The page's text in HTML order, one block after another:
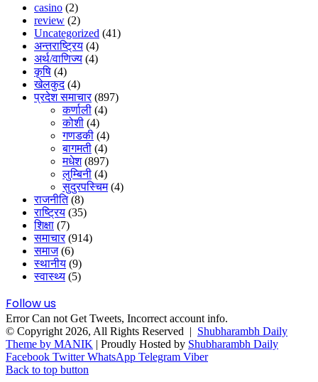
casino (2)
review (2)
Uncategorized (41)
अन्तराष्ट्रिय (4)
अर्थ/वाणिज्य (4)
कृषि (4)
खेलकुद(4)
प्रदेश समाचार(897)
कर्णाली (4)
कोशी (4)
गणडकी (4)
बागमती (4)
मधेश(897)
लुम्बिनी (4)
सुदुरपस्चिम(4)
राजनीति(8)
राष्ट्रिय (35)
शिक्षा (7)
समाचार(914)
समाज(6)
स्थानीय (9)
स्वास्थ्य (5)
Follow us
Error Can not Get Tweets, Incorrect account info.
© Copyright 2026, All Rights Reserved | Shubharambh Daily
Theme by MANIK | Proudly Hosted by Shubharambh Daily
Facebook Twitter WhatsApp Telegram Viber
Back to top button